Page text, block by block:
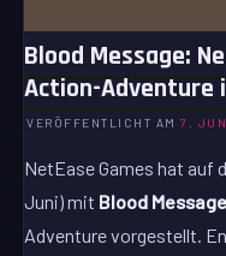
Blood Message:
Action-Adventure
VERÖFFENTLICHT AM7.
NetEase Games hat auf
Juni) mit Blood Message
Adventure vorgestellt.